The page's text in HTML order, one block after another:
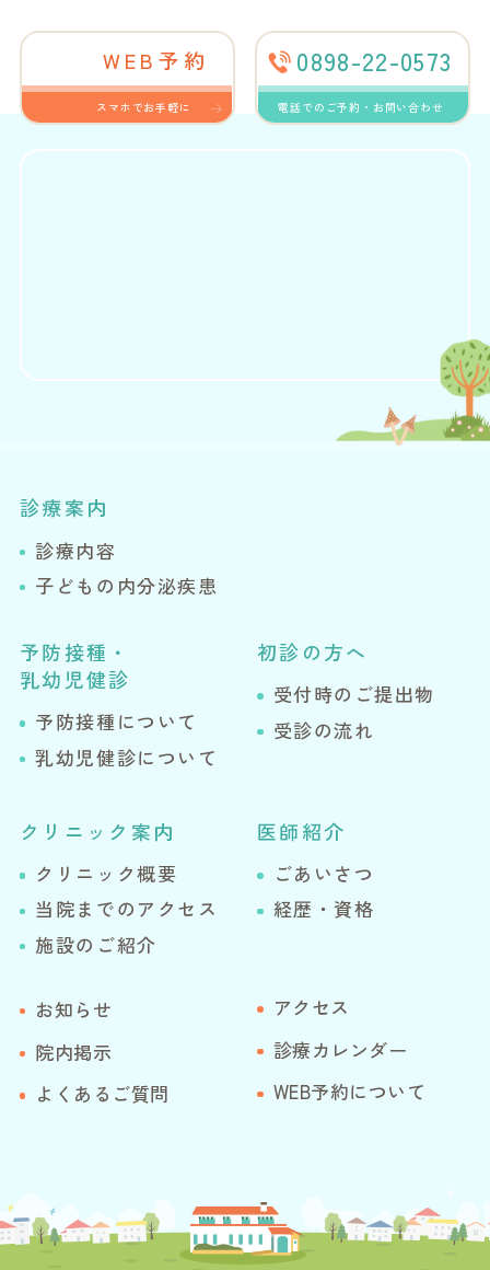
WEB予約
スマホでお手軽に
0898-22-0573
電話でのご予約・お問い合わせ
診療案内
診療内容
子どもの内分泌疾患
予防接種・
乳幼児健診
予防接種について
乳幼児健診について
初診の方へ
受付時のご提出物
受診の流れ
クリニック案内
クリニック概要
当院までのアクセス
施設のご紹介
医師紹介
ごあいさつ
経歴・資格
お知らせ
院内掲示
よくあるご質問
アクセス
診療カレンダー
WEB予約について